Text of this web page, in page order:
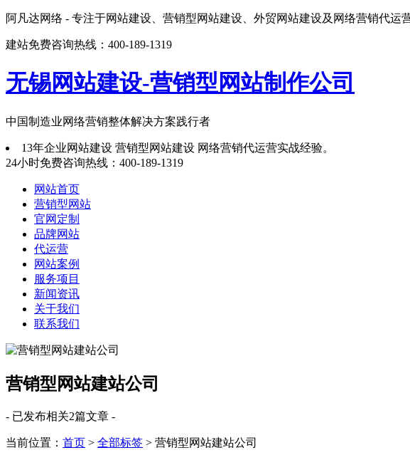
阿凡达网络 - 专注于网站建设、营销型网站建设、外贸网站建设及网络营销代运
建站免费咨询热线：400-189-1319
无锡网站建设-营销型网站制作公司
中国制造业网络营销整体解决方案践行者
13年企业网站建设 营销型网站建设 网络营销代运营实战经验。
24小时免费咨询热线： 400-189-1319
网站首页
营销型网站
官网定制
品牌网站
代运营
网站案例
服务项目
新闻资讯
关于我们
联系我们
营销型网站建站公司
- 已发布相关2篇文章 -
当前位置： 首页 > 全部标签 > 营销型网站建站公司